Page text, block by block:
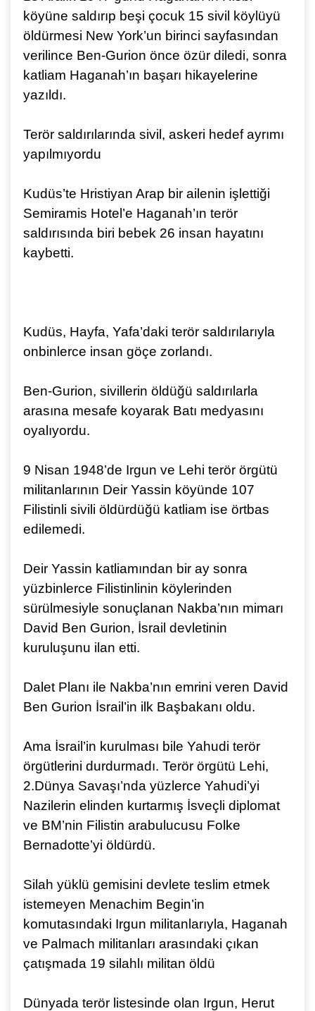
köyüne saldırıp beşi çocuk 15 sivil köylüyü
öldürmesi New York’un birinci sayfasından
verilince Ben-Gurion önce özür diledi, sonra
katliam Haganah’ın başarı hikayelerine
yazıldı.
Terör saldırılarında sivil, askeri hedef ayrımı
yapılmıyordu
Kudüs’te Hristiyan Arap bir ailenin işlettiği
Semiramis Hotel’e Haganah’ın terör
saldırısında biri bebek 26 insan hayatını
kaybetti.
Kudüs, Hayfa, Yafa’daki terör saldırılarıyla
onbinlerce insan göçe zorlandı.
Ben-Gurion, sivillerin öldüğü saldırılarla
arasına mesafe koyarak Batı medyasını
oyalıyordu.
9 Nisan 1948’de Irgun ve Lehi terör örgütü
militanlarının Deir Yassin köyünde 107
Filistinli sivili öldürdüğü katliam ise örtbas
edilemedi.
Deir Yassin katliamından bir ay sonra
yüzbinlerce Filistinlinin köylerinden
sürülmesiyle sonuçlanan Nakba’nın mimarı
David Ben Gurion, İsrail devletinin
kuruluşunu ilan etti.
Dalet Planı ile Nakba’nın emrini veren David
Ben Gurion İsrail’in ilk Başbakanı oldu.
Ama İsrail’in kurulması bile Yahudi terör
örgütlerini durdurmadı. Terör örgütü Lehi,
2.Dünya Savaşı’nda yüzlerce Yahudi’yi
Nazilerin elinden kurtarmış İsveçli diplomat
ve BM’nin Filistin arabulucusu Folke
Bernadotte’yi öldürdü.
Silah yüklü gemisini devlete teslim etmek
istemeyen Menachim Begin’in
komutasındaki Irgun militanlarıyla, Haganah
ve Palmach militanları arasındaki çıkan
çatışmada 19 silahlı militan öldü
Dünyada terör listesinde olan Irgun, Herut